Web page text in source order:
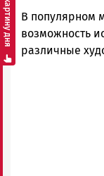
и
Карелии
|
В популярном
возможность
различные